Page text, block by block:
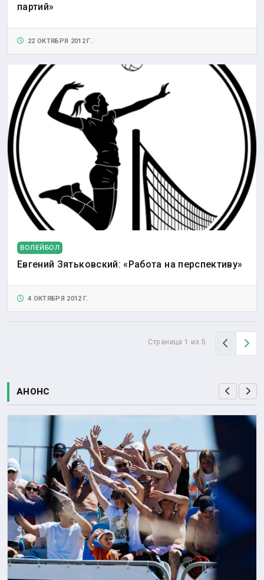
партий»
22 ОКТЯБРЯ 2012 Г.
ВОЛЕЙБОЛ
Евгений Зятьковский: «Работа на перспективу»
4 ОКТЯБРЯ 2012 Г.
Страница 1 из 5 Назад
АНОНС